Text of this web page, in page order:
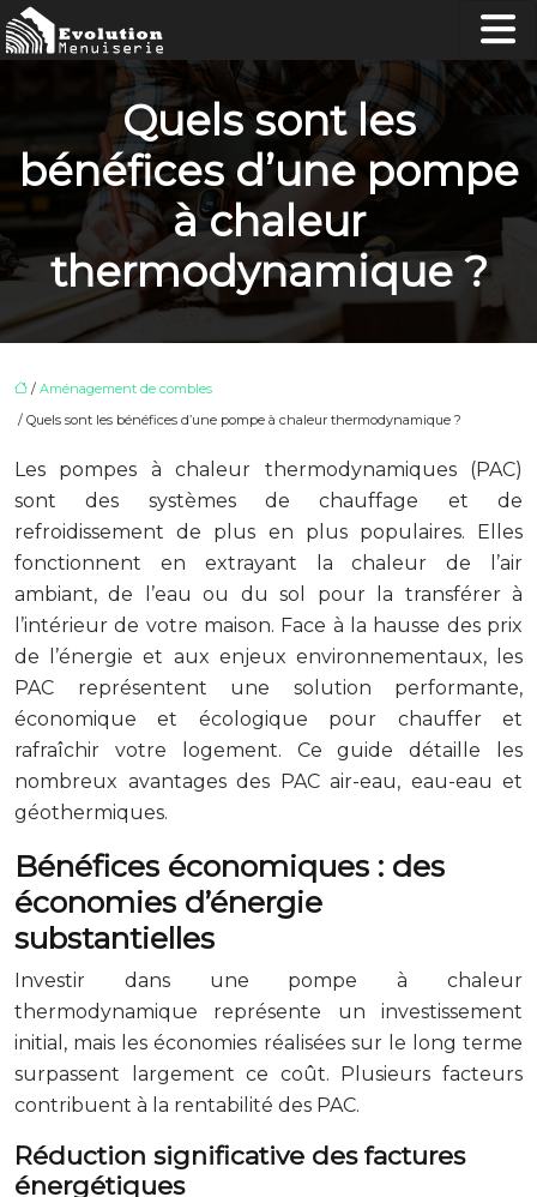
Quels sont les
bénéfices d’une pompe
à chaleur
thermodynamique ?
/ Aménagement de combles
/ Quels sont les bénéfices d’une pompe à chaleur thermodynamique ?
Les pompes à chaleur thermodynamiques (PAC)
sont des systèmes de chauffage et de
refroidissement de plus en plus populaires. Elles
fonctionnent en extrayant la chaleur de l’air
ambiant, de l’eau ou du sol pour la transférer à
l’intérieur de votre maison. Face à la hausse des prix
de l’énergie et aux enjeux environnementaux, les
PAC représentent une solution performante,
économique et écologique pour chauffer et
rafraîchir votre logement. Ce guide détaille les
nombreux avantages des PAC air-eau, eau-eau et
géothermiques.
Bénéfices économiques : des
économies d’énergie
substantielles
Investir dans une pompe à chaleur
thermodynamique représente un investissement
initial, mais les économies réalisées sur le long terme
surpassent largement ce coût. Plusieurs facteurs
contribuent à la rentabilité des PAC.
Réduction significative des factures
énergétiques